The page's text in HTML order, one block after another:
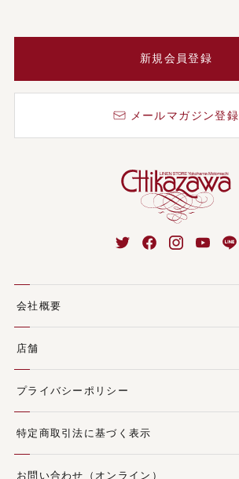
新規会員登録
メールマガジン登録
会社概要
店舗
プライバシーポリシー
特定商取引法に基づく表示
お問い合わせ（オンライン）